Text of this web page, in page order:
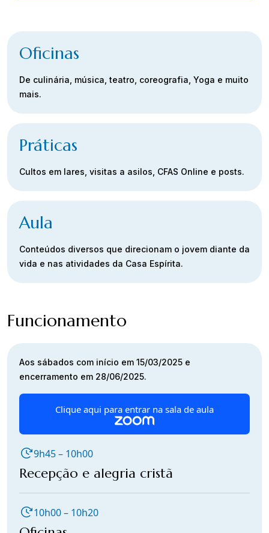
Oficinas
De culinária, música, teatro, coreografia, Yoga e muito
mais.
Práticas
Cultos em lares, visitas a asilos, CFAS Online e posts.
Aula
Conteúdos diversos que direcionam o jovem diante da
vida e nas atividades da Casa Espírita.
Funcionamento
Aos sábados com início em 15/03/2025 e
encerramento em 28/06/2025.
Clique aqui para entrar na sala de aula
9h45 – 10h00
Recepção e alegria cristã
10h00 – 10h20